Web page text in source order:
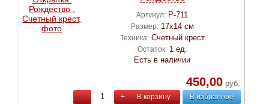
Артикул: Р-711
Размер: 17х14 см
Техника: Счетный крест
Остаток: 1 ед.
Есть в наличии
450,00руб.
- + В корзину В избранное